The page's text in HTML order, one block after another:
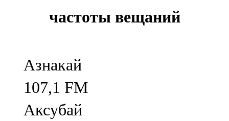
частоты вещаний
Азнакай
107,1 FM
Аксубай